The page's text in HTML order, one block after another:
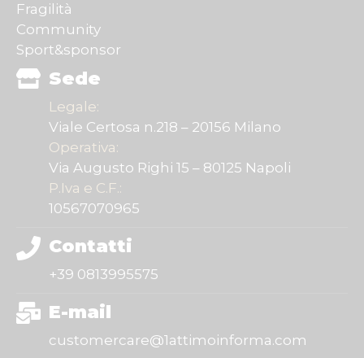
Fragilità
Community
Sport&sponsor
Sede
Legale:
Viale Certosa n.218 – 20156 Milano
Operativa:
Via Augusto Righi 15 – 80125 Napoli
P.Iva e C.F.:
10567070965
Contatti
+39 0813995575
E-mail
customercare@1attimoinforma.com